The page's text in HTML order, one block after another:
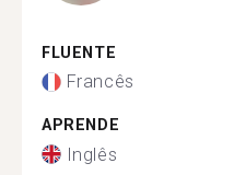
FLUENTE
Francês
APRENDE
Inglês